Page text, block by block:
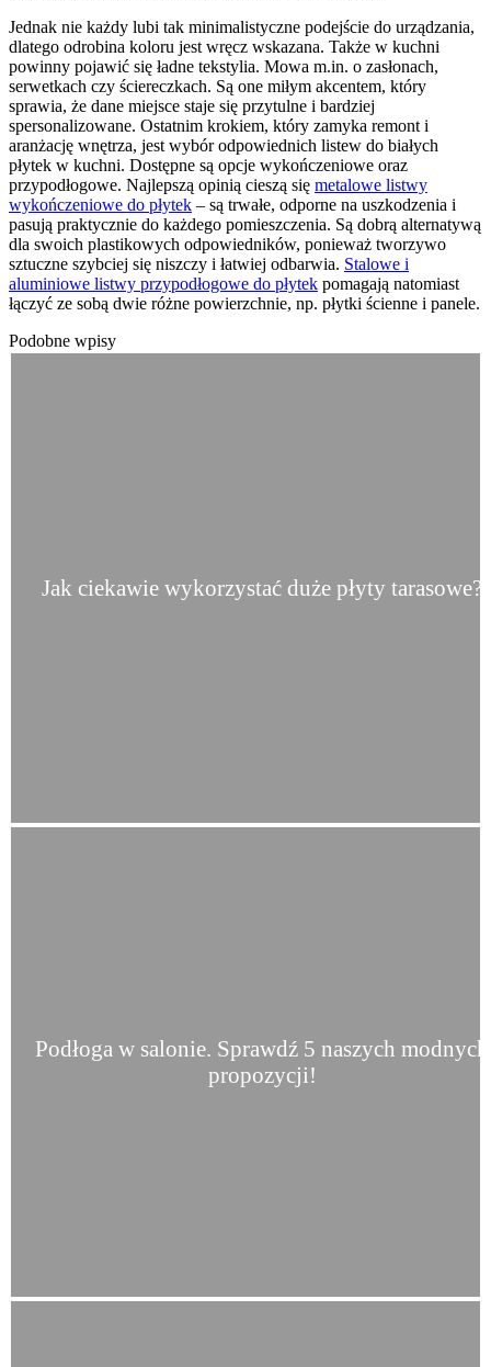
Jednak nie każdy lubi tak minimalistyczne podejście do urządzania,
dlatego odrobina koloru jest wręcz wskazana. Także w kuchni
powinny pojawić się ładne tekstylia. Mowa m.in. o zasłonach,
serwetkach czy ściereczkach. Są one miłym akcentem, który
sprawia, że dane miejsce staje się przytulne i bardziej
spersonalizowane. Ostatnim krokiem, który zamyka remont i
aranżację wnętrza, jest wybór odpowiednich listew do białych
płytek w kuchni. Dostępne są opcje wykończeniowe oraz
przypodłogowe. Najlepszą opinią cieszą się metalowe listwy
wykończeniowe do płytek – są trwałe, odporne na uszkodzenia i
pasują praktycznie do każdego pomieszczenia. Są dobrą alternatywą
dla swoich plastikowych odpowiedników, ponieważ tworzywo
sztuczne szybciej się niszczy i łatwiej odbarwia. Stalowe i
aluminiowe listwy przypodłogowe do płytek pomagają natomiast
łączyć ze sobą dwie różne powierzchnie, np. płytki ścienne i panele.
Podobne wpisy
Jak ciekawie wykorzystać duże płyty tarasowe?
Podłoga w salonie. Sprawdź 5 naszych modnych
propozycji!